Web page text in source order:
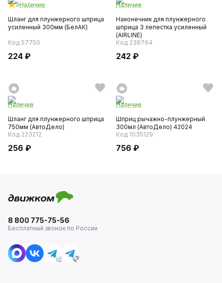
5Наличие
Шланг для плунжерного шприца
усиленный 300мм (БелАК)
Код 57750
224 ₽
Наличие
Наконечник для плунжерного
шприца 3 лепестка усиленный
(AIRLINE)
Код 238764
242 ₽
Наличие
Шланг для плунжерного шприца
750мм (АвтоДело)
Код 223212
256 ₽
Наличие
Шприц рычажно-плунжерный
300мл (АвтоДело) 42024
Код 1035129
756 ₽
8 800 775-75-56
Бесплатный звонок по России